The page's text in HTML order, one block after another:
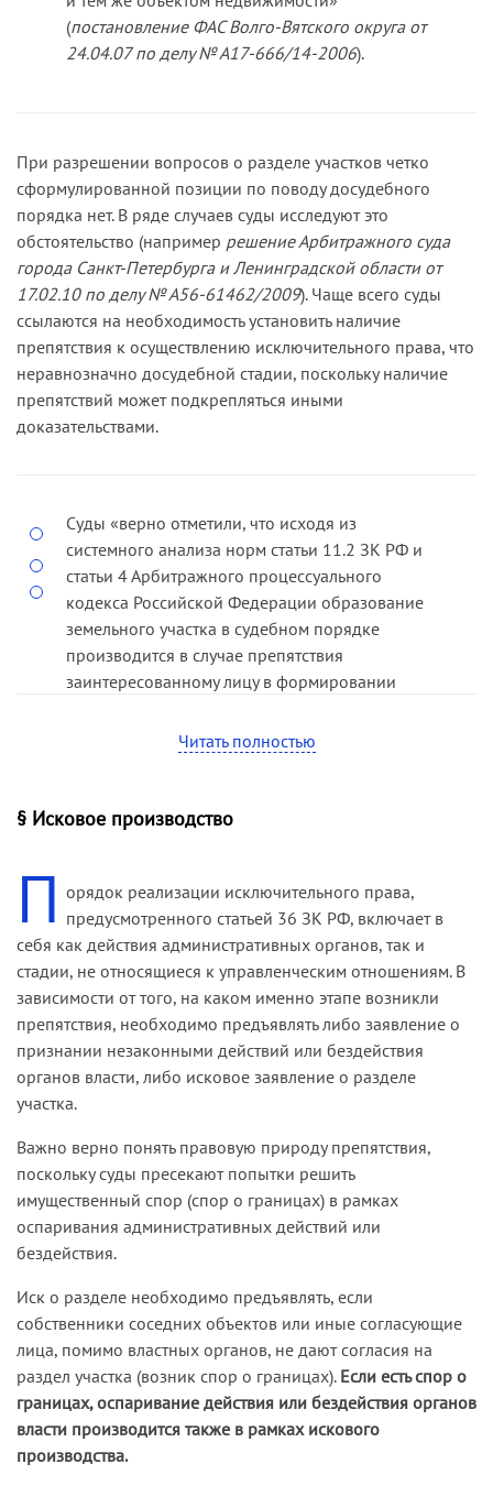
(постановление ФАС Волго-Вятского округа от
24.04.07 по делу № А17-666/14-2006).
При разрешении вопросов о разделе участков четко
сформулированной позиции по поводу досудебного
порядка нет. В ряде случаев суды исследуют это
обстоятельство (например решение Арбитражного суда
города Санкт-Петербурга и Ленинградской области от
17.02.10 по делу № А56-61462/2009). Чаще всего суды
ссылаются на необходимость установить наличие
препятствия к осуществлению исключительного права, что
неравнозначно досудебной стадии, поскольку наличие
препятствий может подкрепляться иными
доказательствами.
Суды «верно отметили, что исходя из
системного анализа норм статьи 11.2 ЗК РФ и
статьи 4 Арбитражного процессуального
кодекса Российской Федерации образование
земельного участка в судебном порядке
производится в случае препятствия
заинтересованному лицу в формировании
Западно-Сибирского округа от 09.07.10 по делу
№ А46-23997/2009).
Читать полностью
§ Исковое производство
П орядок реализации исключительного права,
предусмотренного статьей 36 ЗК РФ, включает в
себя как действия административных органов, так и
стадии, не относящиеся к управленческим отношениям. В
зависимости от того, на каком именно этапе возникли
препятствия, необходимо предъявлять либо заявление о
признании незаконными действий или бездействия
органов власти, либо исковое заявление о разделе
участка.
Важно верно понять правовую природу препятствия,
поскольку суды пресекают попытки решить
имущественный спор (спор о границах) в рамках
оспаривания административных действий или
бездействия.
Иск о разделе необходимо предъявлять, если
собственники соседних объектов или иные согласующие
лица, помимо властных органов, не дают согласия на
раздел участка (возник спор о границах). Если есть спор о
границах, оспаривание действия или бездействия органов
власти производится также в рамках искового
производства.